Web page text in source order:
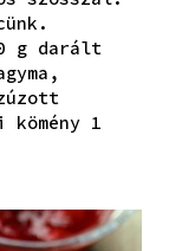
g darált
1